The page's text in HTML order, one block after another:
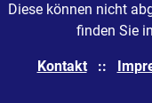
Diese können nicht
finden Sie
Kontakt::